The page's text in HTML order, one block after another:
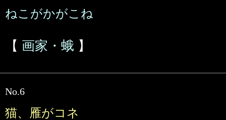
ねこがかがこね
【 画家・蛾 】
No.6
猫、雁がコネ